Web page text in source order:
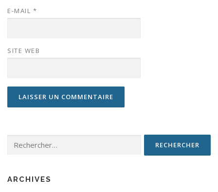
E-MAIL *
SITE WEB
ARCHIVES